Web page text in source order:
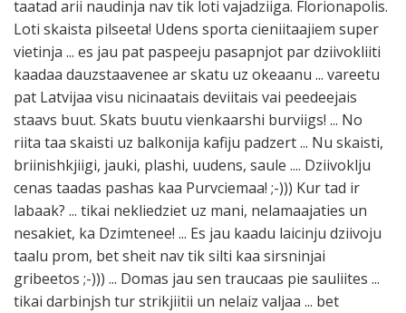
taatad arii naudinja nav tik loti vajadziiga. Florionapolis.
Loti skaista pilseeta! Udens sporta cieniitaajiem super
vietinja ... es jau pat paspeeju pasapnjot par dziivokliiti
kaadaa dauzstaavenee ar skatu uz okeaanu ... vareetu
pat Latvijaa visu nicinaatais deviitais vai peedeejais
staavs buut. Skats buutu vienkaarshi burviigs! ... No
riita taa skaisti uz balkonija kafiju padzert ... Nu skaisti,
briinishkjiigi, jauki, plashi, uudens, saule .... Dziivoklju
cenas taadas pashas kaa Purvciemaa! ;-))) Kur tad ir
labaak? ... tikai nekliedziet uz mani, nelamaajaties un
nesakiet, ka Dzimtenee! ... Es jau kaadu laicinju dziivoju
taalu prom, bet sheit nav tik silti kaa sirsninjai
gribeetos ;-))) ... Domas jau sen traucaas pie sauliites ...
tikai darbinjsh tur strikjiitii un nelaiz valjaa ... bet